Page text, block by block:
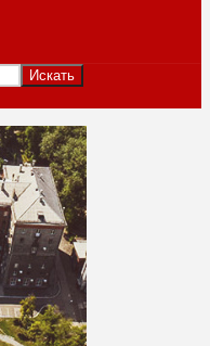
Искать